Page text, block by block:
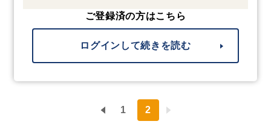
ご登録済の方はこちら
ログインして続きを読む
1 2